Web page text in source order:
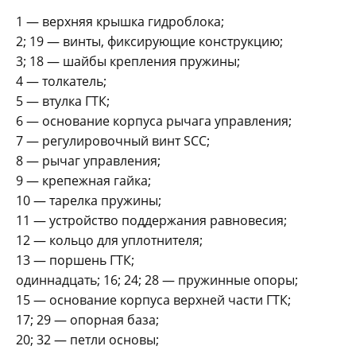
1 — верхняя крышка гидроблока;
2; 19 — винты, фиксирующие конструкцию;
3; 18 — шайбы крепления пружины;
4 — толкатель;
5 — втулка ГТК;
6 — основание корпуса рычага управления;
7 — регулировочный винт SCC;
8 — рычаг управления;
9 — крепежная гайка;
10 — тарелка пружины;
11 — устройство поддержания равновесия;
12 — кольцо для уплотнителя;
13 — поршень ГТК;
одиннадцать; 16; 24; 28 — пружинные опоры;
15 — основание корпуса верхней части ГТК;
17; 29 — опорная база;
20; 32 — петли основы;